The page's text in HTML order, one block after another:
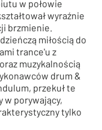
w połowie
wyraźnie
brzmienie.
miłością do
trance'u z
muzykalnością
drum &
przekuł te
w porywający,
tylko